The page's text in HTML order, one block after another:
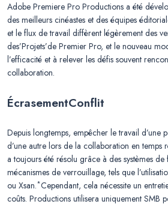
Adobe Premiere Pro Productions a été
des meilleurs cinéastes et des équipes
et le flux de travail diffèrent légèrement des
des’Projets’de Premier Pro, et le nouveau
l’efficacité et à relever les défis souvent
collaboration.
ÉcrasementConflit
Depuis longtemps, empêcher le travail d’une
d’une autre lors de la collaboration en temps
a toujours été résolu grâce à des systèmes de
mécanismes de verrouillage, tels que
ou Xsan.*Cependant, cela nécessite un
coûts. Productions utilisera uniquement SMB